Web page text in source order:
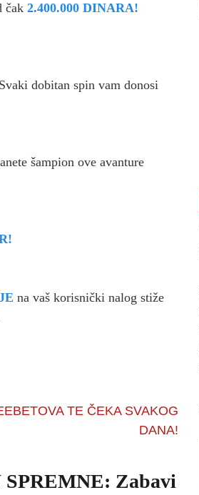
čak 2.400.000 DINARA!
dobitan spin vam donosi
šampion ove avanture
na vaš korisnički nalog stiže
TE ČEKA SVAKOG
DANA!
Zabavi